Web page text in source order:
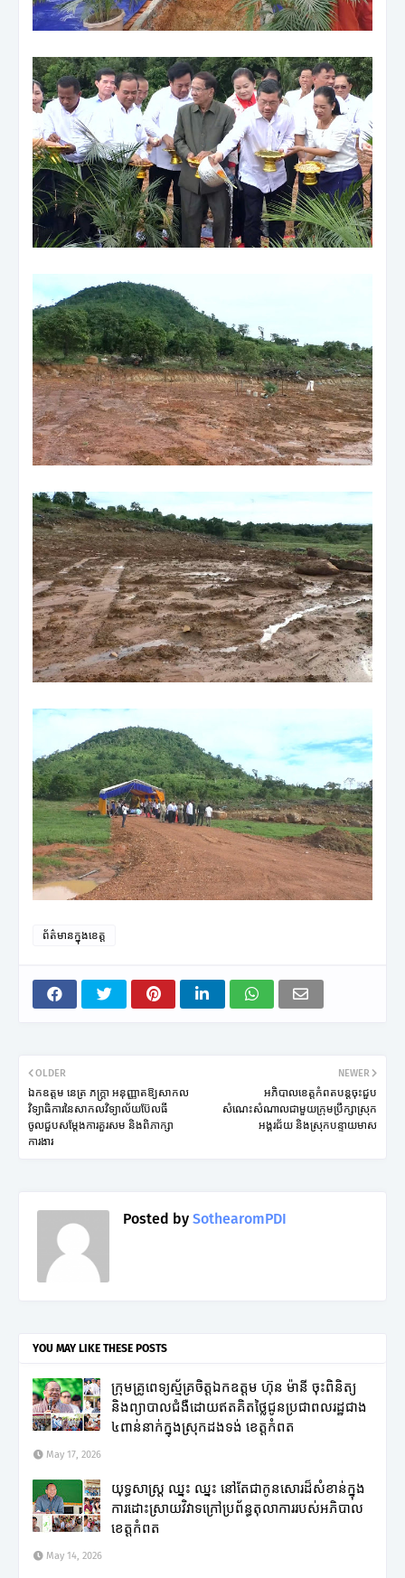
ព័ត៌មានក្នុងខេត្ត
NEWER
អភិបាលខេត្តកំពតបន្តចុះជួប
សំណេះសំណាលជាមួយក្រុមប្រឹក្សាស្រុក
អង្គរជ័យ និងស្រុកបន្ទាយមាស
OLDER
ឯកឧត្តម នេត្រ ភក្រ្តា អនុញ្ញាតឱ្យសាកល
វិទ្យាធិការនៃសាកលវិទ្យាល័យប៊ែលធី
ចូលជួបសម្តែងការគួរសម និងពិភាក្សា
ការងារ
Posted by SothearomPDI
YOU MAY LIKE THESE POSTS
ក្រុមគ្រូពេទ្យស្ម័គ្រចិត្តឯកឧត្តម ហ៊ុន ម៉ានី ចុះពិនិត្យ
និងព្យាបាលជំងឺដោយឥតគិតថ្លៃជូនប្រជាពលរដ្ឋជាង
៤ពាន់នាក់ក្នុងស្រុកដងទង់ ខេត្តកំពត
May 17, 2026
យុទ្ធសាស្ត្រ ឈ្នះ ឈ្នះ នៅតែជាកូនសោរដ៏សំខាន់ក្នុង
ការដោះស្រាយវិវាទក្រៅប្រព័ន្ធតុលាការរបស់អភិបាល
ខេត្តកំពត
May 14, 2026